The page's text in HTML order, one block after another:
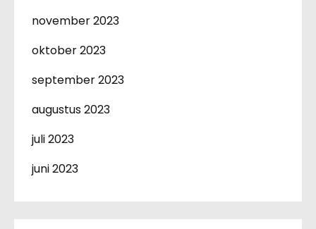
november 2023
oktober 2023
september 2023
augustus 2023
juli 2023
juni 2023